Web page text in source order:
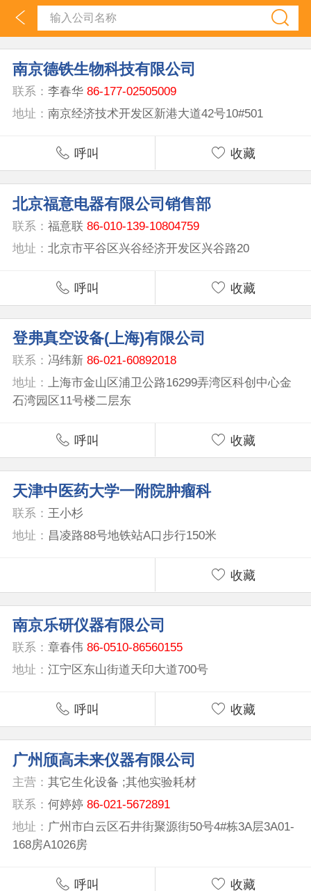
南京德铁生物科技有限公司
联系： 李春华86-177-02505009
地址： 南京经济技术开发区新港大道42号10#501
呼叫 收藏
北京福意电器有限公司销售部
联系： 福意联 86-010-139-10804759
地址： 北京市平谷区兴谷经济开发区兴谷路20
呼叫 收藏
登弗真空设备(上海)有限公司
联系： 冯纬新86-021-60892018
地址： 上海市金山区浦卫公路16299弄湾区科创中心金
石湾园区11号楼二层东
呼叫 收藏
天津中医药大学一附院肿瘤科
联系： 王小杉
地址： 昌凌路88号地铁站A口步行150米
收藏
南京乐研仪器有限公司
联系： 章春伟 86-0510-86560155
地址： 江宁区东山街道天印大道700号
呼叫 收藏
广州颀高未来仪器有限公司
主营： 其它生化设备 ;其他实验耗材
联系： 何婷婷 86-021-5672891
地址： 广州市白云区石井街聚源街50号4#栋3A层3A01-
168房A1026房
呼叫 收藏